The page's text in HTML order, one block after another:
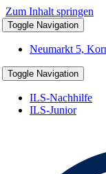
Zum Inhalt springen
Toggle Navigation
Neumarkt 5,
Toggle Navigation
ILS-Nachhilfe
ILS-Junior